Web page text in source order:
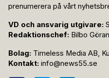
prenumerera på vårt
VD och ansvarig utgivare:
Redaktionschef: Bilbo
Bolag: Timeless Media AB,
Kontakt: info@news55.se